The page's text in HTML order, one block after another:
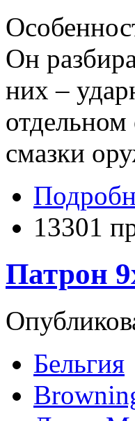
Он
них –
смазки
13301
Патрон
Бельгия